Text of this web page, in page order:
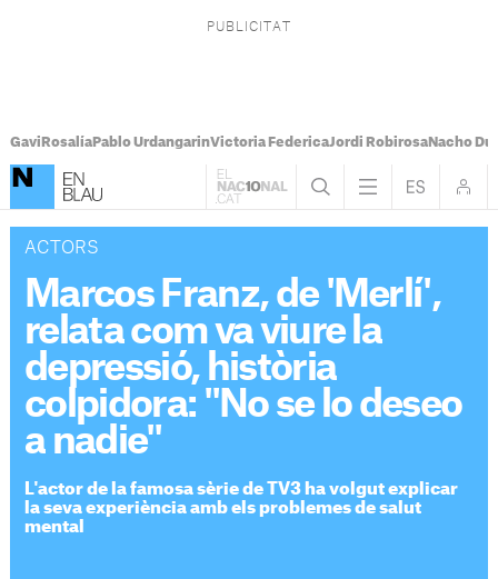
Gavi RosalíaPablo UrdangarinVictoria FedericaJordi RobirosaNacho
ACTORS
Marcos Franz, de 'Merlí',
relata com va viure la
depressió, història
colpidora: "No se lo deseo
a nadie"
L'actor de la famosa sèrie de TV3 ha volgut explicar
la seva experiència amb els problemes de salut
mental